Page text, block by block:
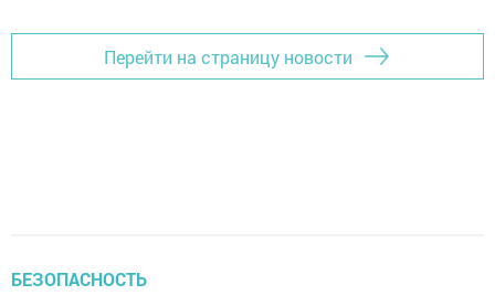
Перейти на страницу новости
БЕЗОПАСНОСТЬ